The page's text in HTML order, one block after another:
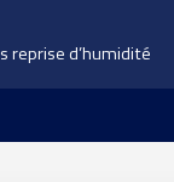
reprise d’humidité